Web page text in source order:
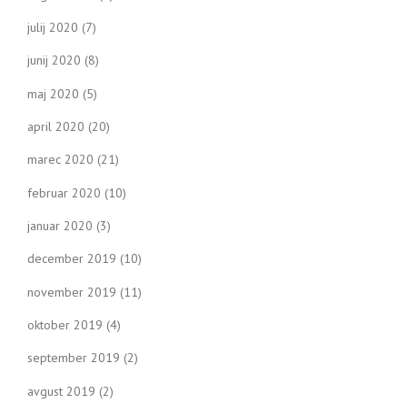
julij 2020 (7)
junij 2020 (8)
maj 2020 (5)
april 2020 (20)
marec 2020 (21)
februar 2020 (10)
januar 2020 (3)
december 2019 (10)
november 2019 (11)
oktober 2019 (4)
september 2019 (2)
avgust 2019 (2)